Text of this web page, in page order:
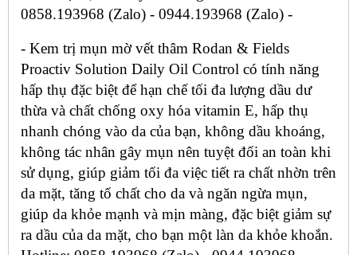
0858.193968 (Zalo) - 0944.193968 (Zalo) -
- Kem trị mụn mờ vết thâm Rodan & Fields
Proactiv Solution Daily Oil Control có tính năng
hấp thụ đặc biệt để hạn chế tối đa lượng dầu dư
thừa và chất chống oxy hóa vitamin E, hấp thụ
nhanh chóng vào da của bạn, không dầu khoáng,
không tác nhân gây mụn nên tuyệt đối an toàn khi
sử dụng, giúp giảm tối đa việc tiết ra chất nhờn trên
da mặt, tăng tố chất cho da và ngăn ngừa mụn,
giúp da khỏe mạnh và mịn màng, đặc biệt giảm sự
ra dầu của da mặt, cho bạn một làn da khỏe khoắn.